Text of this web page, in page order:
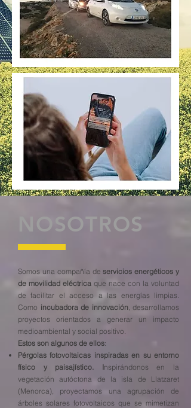
NOSOTROS
Somos una compañía de servicios energéticos y
de movilidad eléctrica que nace con la voluntad
de facilitar el acceso a las energías limpias.
Como incubadora de innovación, desarrollamos
proyectos orientados a generar un impacto
medioambiental y social positivo.
Estos son algunos de ellos:
Pérgolas fotovoltaicas inspiradas en su entorno
físico y paisajístico. Inspirándonos en la
vegetación autóctona de la isla de Llatzaret
(Menorca), proyectamos una agrupación de
árboles solares fotovoltaicos que se mimetizan